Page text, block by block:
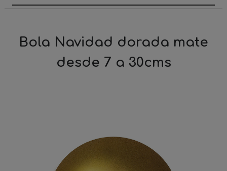
Bola Navidad dorada mate
desde 7 a 30cms